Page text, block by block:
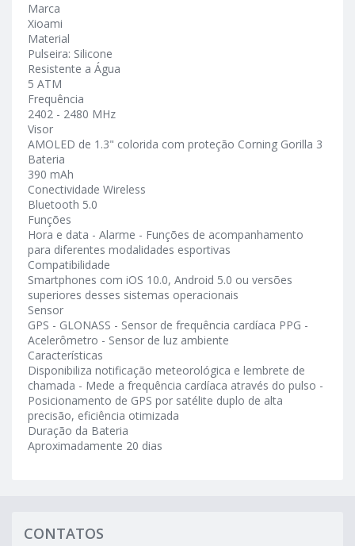
Marca
Xioami
Material
Pulseira: Silicone
Resistente a Água
5 ATM
Frequência
2402 - 2480 MHz
Visor
AMOLED de 1.3" colorida com proteção Corning Gorilla 3
Bateria
390 mAh
Conectividade Wireless
Bluetooth 5.0
Funções
Hora e data - Alarme - Funções de acompanhamento
para diferentes modalidades esportivas
Compatibilidade
Smartphones com iOS 10.0, Android 5.0 ou versões
superiores desses sistemas operacionais
Sensor
GPS - GLONASS - Sensor de frequência cardíaca PPG -
Acelerômetro - Sensor de luz ambiente
Características
Disponibiliza notificação meteorológica e lembrete de
chamada - Mede a frequência cardíaca através do pulso -
Posicionamento de GPS por satélite duplo de alta
precisão, eficiência otimizada
Duração da Bateria
Aproximadamente 20 dias
CONTATOS